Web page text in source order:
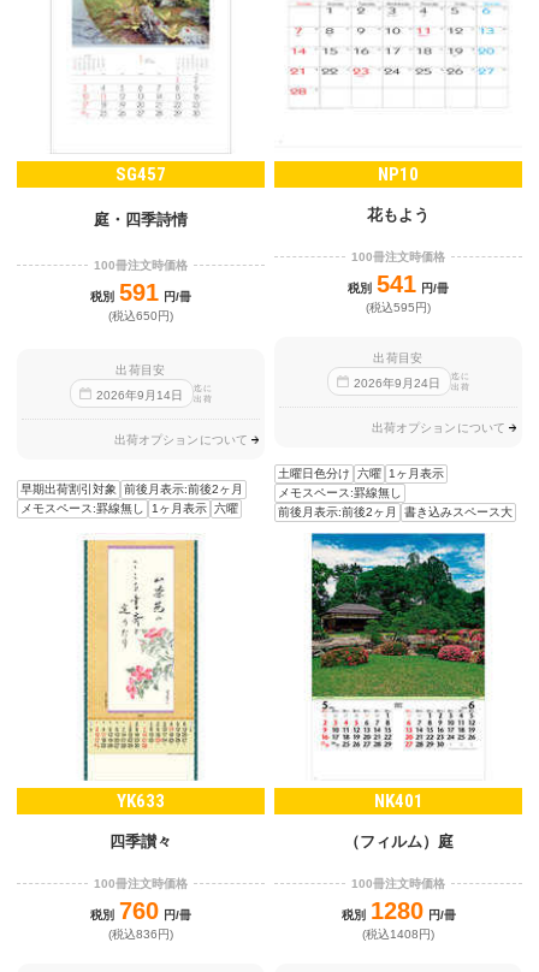
SG457
庭・四季詩情
100冊注文時価格
税別 591 円/冊
(税込650円)
出荷目安
2026年9 月 14日
迄に
出荷
出荷オプションについて
早期出荷割引対象
前後月表示:前後2ヶ月
メモスペース:罫線無し
1ヶ月表示 六曜
NP10
花もよう
100冊注文時価格
税別 541 円/冊
(税込595円)
出荷目安
2026年9 月24日
迄に
出荷
出荷オプションについて
土曜日色分け 六曜 1ヶ月表示
メモスペース:罫線無し
前後月表示:前後2ヶ月
書き込みスペース大
YK633
四季讃々
100冊注文時価格
税別 760 円/冊
(税込836円)
NK401
（フィルム）庭
100冊注文時価格
税別 1280 円/冊
(税込1408円)